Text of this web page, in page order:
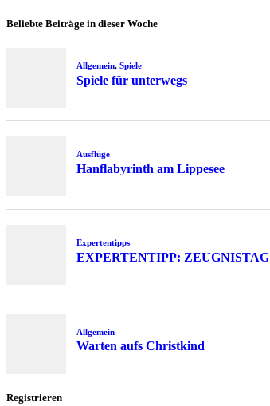
Beliebte Beiträge in dieser Woche
Allgemein, Spiele
Spiele für unterwegs
Ausflüge
Hanflabyrinth am Lippesee
Expertentipps
EXPERTENTIPP: ZEUGNISTAG
Allgemein
Warten aufs Christkind
Registrieren